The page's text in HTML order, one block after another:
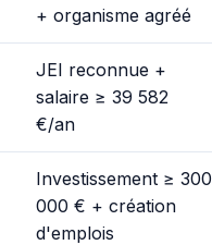
+ organisme agréé
JEI reconnue +
salaire ≥ 39 582
€/an
Investissement ≥ 300
000 € + création
d'emplois